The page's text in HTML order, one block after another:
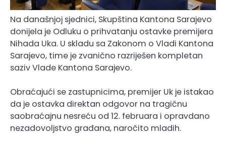
Na današnjoj sjednici, Skupština Kantona Sarajevo
donijela je Odluku o prihvatanju ostavke premijera
Nihada Uka. U skladu sa Zakonom o Vladi Kantona
Sarajevo, time je zvanično razriješen kompletan
saziv Vlade Kantona Sarajevo.
Obraćajući se zastupnicima, premijer Uk je istakao
da je ostavka direktan odgovor na tragičnu
saobraćajnu nesreću od 12. februara i opravdano
nezadovoljstvo građana, naročito mladih.